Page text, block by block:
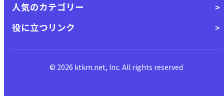
人気のカテゴリー
役に立つリンク
© 2026 ktkm.net, Inc. All rights reserved